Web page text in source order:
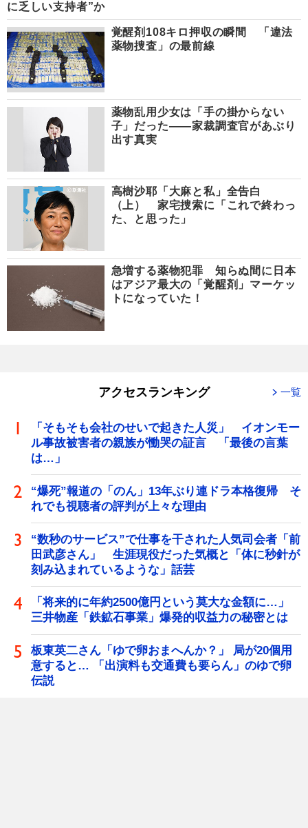
に乏しい支持者”か
覚醒剤108キロ押収の瞬間 「違法
薬物捜査」の最前線
薬物乱用少女は「手の掛からない
子」だった――家裁調査官があぶり
出す真実
高樹沙耶「大麻と私」全告白
（上） 家宅捜索に「これで終わっ
た、と思った」
急増する薬物犯罪 知らぬ間に日本
はアジア最大の「覚醒剤」マーケッ
トになっていた！
アクセスランキング 一覧
「そもそも会社のせいで起きた人災」 イオンモー
ル事故被害者の親族が慟哭の証言 「最後の言葉
は…」
“爆死”報道の「のん」13年ぶり連ドラ本格復帰 そ
れでも視聴者の評判が上々な理由
“数秒のサービス”で仕事を干された人気司会者「前
田武彦さん」 生涯現役だった気概と「体に秒針が
刻み込まれているような」話芸
「将来的に年約2500億円という莫大な金額に…」
三井物産「鉄鉱石事業」爆発的収益力の秘密とは
板東英二さん「ゆで卵おまへんか？」 局が20個用
意すると… 「出演料も交通費も要らん」のゆで卵
伝説